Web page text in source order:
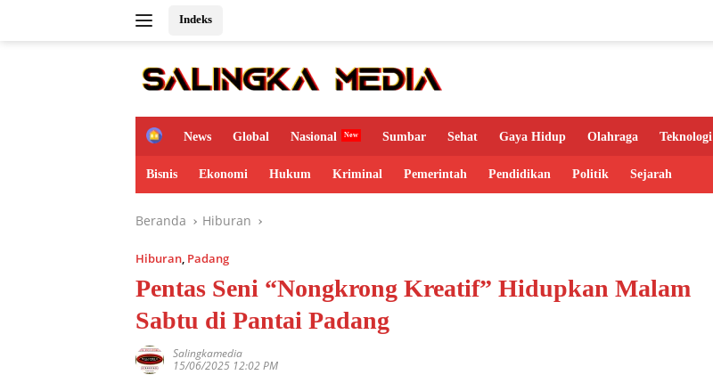
Indeks
H
m
e
News Global Nasional Sumbar Sehat Gaya Hidup Olahraga Teknologi
Bisnis Ekonomi Hukum Kriminal Pemerintah Pendidikan Politik Sejarah
Beranda Hiburan
Hiburan, Padang
Pentas Seni “Nongkrong Kreatif” Hidupkan Malam
Sabtu di Pantai Padang
Salingkamedia
15/06/2025 12:02 PM